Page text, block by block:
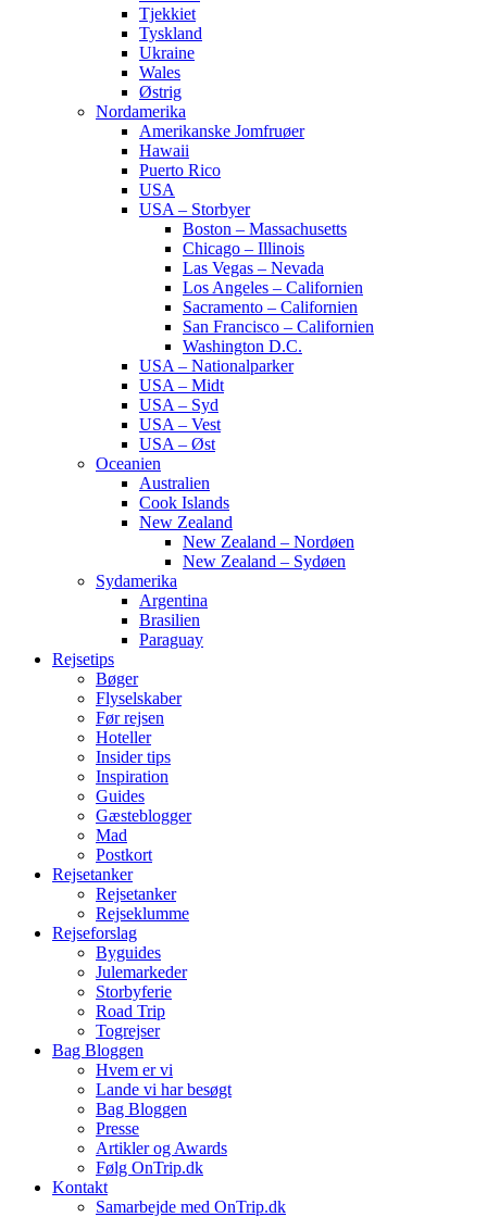
Tjekkiet
Tyskland
Ukraine
Wales
Østrig
Nordamerika
Amerikanske Jomfruøer
Hawaii
Puerto Rico
USA
USA – Storbyer
Boston – Massachusetts
Chicago – Illinois
Las Vegas – Nevada
Los Angeles – Californien
Sacramento – Californien
San Francisco – Californien
Washington D.C.
USA – Nationalparker
USA – Midt
USA – Syd
USA – Vest
USA – Øst
Oceanien
Australien
Cook Islands
New Zealand
New Zealand – Nordøen
New Zealand – Sydøen
Sydamerika
Argentina
Brasilien
Paraguay
Rejsetips
Bøger
Flyselskaber
Før rejsen
Hoteller
Insider tips
Inspiration
Guides
Gæsteblogger
Mad
Postkort
Rejsetanker
Rejsetanker
Rejseklumme
Rejseforslag
Byguides
Julemarkeder
Storbyferie
Road Trip
Togrejser
Bag Bloggen
Hvem er vi
Lande vi har besøgt
Bag Bloggen
Presse
Artikler og Awards
Følg OnTrip.dk
Kontakt
Samarbejde med OnTrip.dk